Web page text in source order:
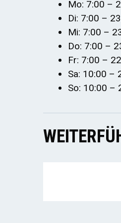
Mo: 7:00 –
Di: 7:00 –
Mi: 7:00 –
Do: 7:00 –
Fr: 7:00 –
Sa: 10:00 –
So: 10:00 –